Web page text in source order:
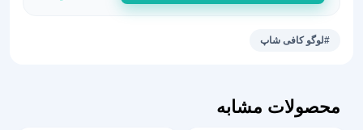
کافی
شاپ
#لوگو کافی شاپ
محصولات مشابه